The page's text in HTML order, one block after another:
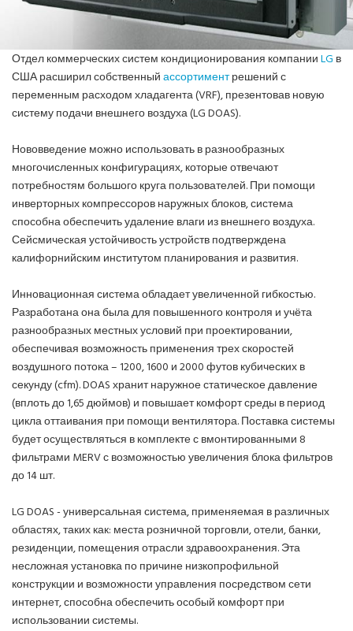
ИСТОРИЯ БРЕНДОВ
Отдел коммерческих систем кондиционирования компанииLG в
США расширил собственныйассортиментрешений с
переменным расходом хладагента (VRF), презентовав новую
систему подачи внешнего воздуха (LG DOAS).
Нововведение можно использовать в разнообразных
многочисленных конфигурациях, которые отвечают
потребностям большого круга пользователей. При помощи
инверторных компрессоров наружных блоков, система
способна обеспечить удаление влаги из внешнего воздуха.
Сейсмическая устойчивость устройств подтверждена
калифорнийским институтом планирования и развития.
Инновационная система обладает увеличенной гибкостью.
Разработана она была для повышенного контроля и учёта
разнообразных местных условий при проектировании,
обеспечивая возможность применения трех скоростей
воздушного потока – 1200, 1600 и 2000 футов кубических в
секунду (cfm). DOAS хранит наружное статическое давление
(вплоть до 1,65 дюймов) и повышает комфорт среды в период
цикла оттаивания при помощи вентилятора. Поставка системы
будет осуществляться в комплекте с вмонтированными 8
фильтрами MERV с возможностью увеличения блока фильтров
до 14 шт.
LG DOAS - универсальная система, применяемая в различных
областях, таких как: места розничной торговли, отели, банки,
резиденции, помещения отрасли здравоохранения. Эта
несложная установка по причине низкопрофильной
конструкции и возможности управления посредством сети
интернет, способна обеспечить особый комфорт при
использовании системы.